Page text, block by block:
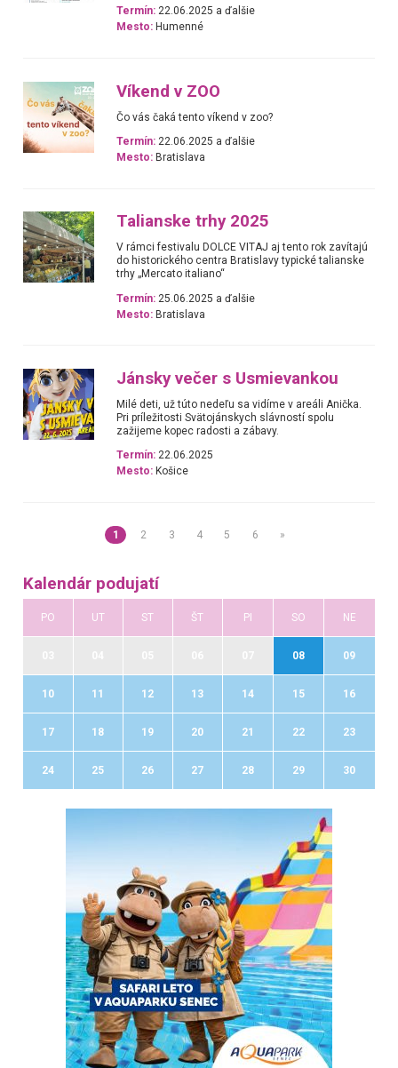
Termín: 22.06.2025 a ďalšie
Mesto: Humenné
Víkend v ZOO
Čo vás čaká tento víkend v zoo?
Termín: 22.06.2025 a ďalšie
Mesto: Bratislava
Talianske trhy 2025
V rámci festivalu DOLCE VITAJ aj tento rok zavítajú
do historického centra Bratislavy typické talianske
trhy „Mercato italiano“
Termín: 25.06.2025 a ďalšie
Mesto: Bratislava
Jánsky večer s Usmievankou
Milé deti, už túto nedeľu sa vidíme v areáli Anička.
Pri príležitosti Svätojánskych slávností spolu
zažijeme kopec radosti a zábavy.
Termín: 22.06.2025
Mesto: Košice
1 2 3 4 5 6 »
Kalendár podujatí
PO UT ST ŠT PI SO NE
08 09
10 11 12 13 14 15 16
17 18 19 20 21 22 23
24 25 26 27 28 29 30